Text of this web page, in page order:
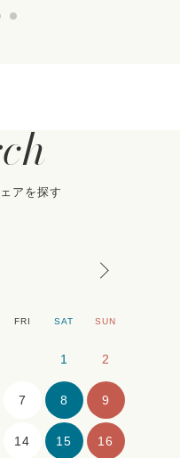
アを探す
FRI SAT SUN
1 2
7 8 9
14 15 16